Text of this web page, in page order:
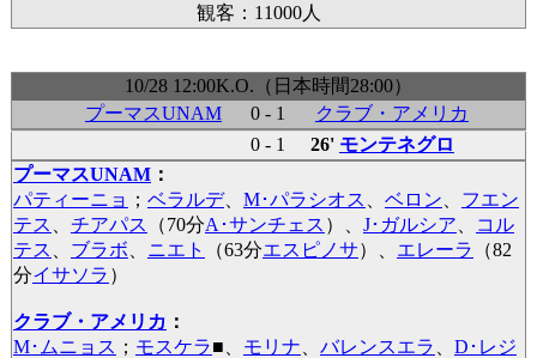
観客：11000人
10/28 12:00K.O.（日本時間28:00）
プーマスUNAM
0 - 1
クラブ・アメリカ
0 - 1
26' モンテネグロ
プーマスUNAM：
パティーニョ ； ベラルデ、 M･パラシオス ベロン
フエン
テス
チアパス （70分A･サンチェス ）、 J･ガルシア
コル
テス
ブラボ ニエト （63分エスピノサ）、 エレーラ
（82
分イサソラ ）
クラブ・アメリカ ：
M･ムニョス ； モスケラ■ モリナ バレンスエラ
D･レジ